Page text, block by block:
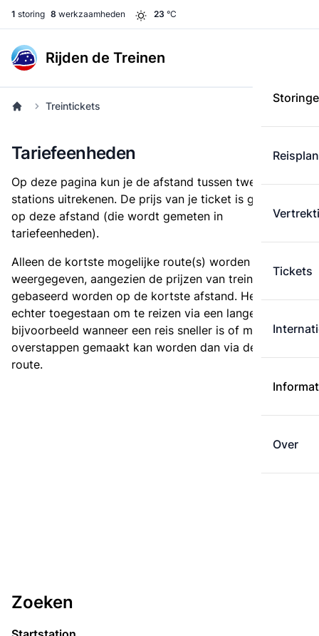
1 storing 8 werkzaamheden 23 °C
Rijden de Treinen
Tickets
Over
Treintickets
Tariefeenheden
Op deze pagina kun je de afstand tussen twee
stations uitrekenen. De prijs van je ticket is gebaseerd
op deze afstand (die wordt gemeten in
tariefeenheden).
Alleen de kortste mogelijke route(s) worden
weergegeven, aangezien de prijzen van treintickets
gebaseerd worden op de kortste afstand. Het is
echter toegestaan om te reizen via een langere route,
bijvoorbeeld wanneer een reis sneller is of met minder
overstappen gemaakt kan worden dan via de kortste
route.
Zoeken